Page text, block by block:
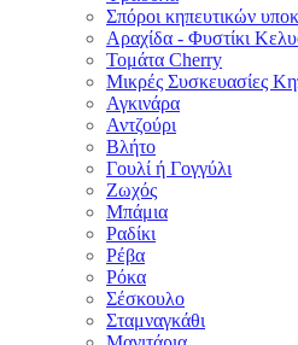
Σπόροι κηπευτικών
Αραχίδα - Φυστίκι
Τομάτα Cherry
Μικρές Συσκευασίες
Αγκινάρα
Αντζούρι
Βλήτο
Γουλί ή Γογγύλι
Ζωχός
Μπάμια
Ραδίκι
Ρέβα
Ρόκα
Σέσκουλο
Σταμναγκάθι